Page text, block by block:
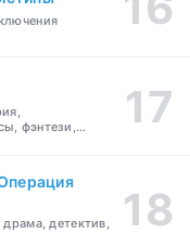
фэнтези,
детектив,